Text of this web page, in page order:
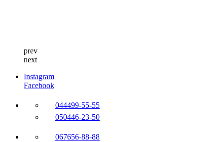
prev
next
Instagram
Facebook
044499-55-55
050446-23-50
067656-88-88